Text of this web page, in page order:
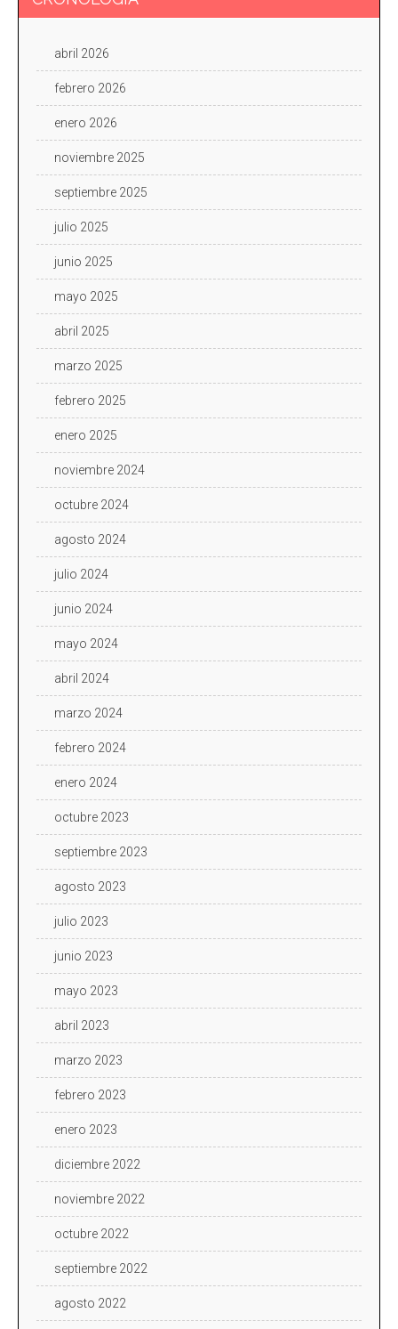
abril 2026
febrero 2026
enero 2026
noviembre 2025
septiembre 2025
julio 2025
junio 2025
mayo 2025
abril 2025
marzo 2025
febrero 2025
enero 2025
noviembre 2024
octubre 2024
agosto 2024
julio 2024
junio 2024
mayo 2024
abril 2024
marzo 2024
febrero 2024
enero 2024
octubre 2023
septiembre 2023
agosto 2023
julio 2023
junio 2023
mayo 2023
abril 2023
marzo 2023
febrero 2023
enero 2023
diciembre 2022
noviembre 2022
octubre 2022
septiembre 2022
agosto 2022